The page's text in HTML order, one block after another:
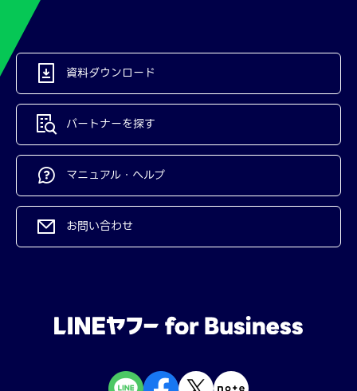
資料ダウンロード
パートナーを探す
マニュアル・ヘルプ
お問い合わせ